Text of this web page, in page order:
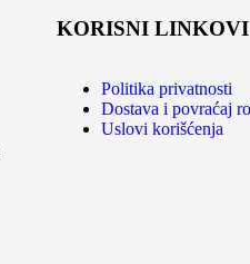
KORISNI LINKOVI
Politika privatnosti
Dostava i povraćaj
Uslovi korišćenja